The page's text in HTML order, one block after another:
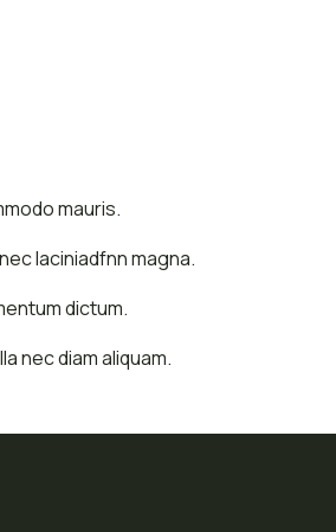
mauris.
laciniadfnn magna.
dictum.
nec diam aliquam.